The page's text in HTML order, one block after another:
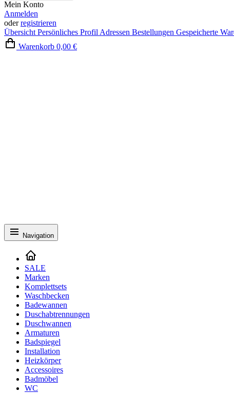
Mein Konto
Anmelden
oderregistrieren
Übersicht Persönliches Profil Adressen Bestellungen Gespeicherte
Warenkorb 0,00 €
Navigation
SALE
Marken
Komplettsets
Waschbecken
Badewannen
Duschabtrennungen
Duschwannen
Armaturen
Badspiegel
Installation
Heizkörper
Accessoires
Badmöbel
WC